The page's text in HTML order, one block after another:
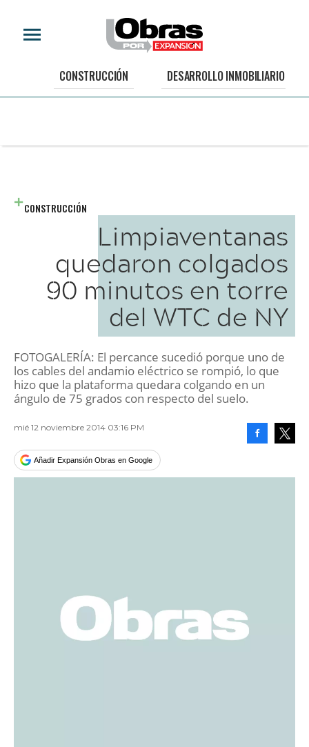
CONSTRUCCIÓN DESARROLLO INMOBILIARIO
CONSTRUCCIÓN
Limpiaventanas
quedaron colgados
90 minutos en torre
del WTC de NY
FOTOGALERÍA: El percance sucedió porque uno de
los cables del andamio eléctrico se rompió, lo que
hizo que la plataforma quedara colgando en un
ángulo de 75 grados con respecto del suelo.
mié 12 noviembre 2014 03:16 PM
Añadir Expansión Obras en Google